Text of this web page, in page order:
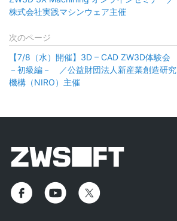
株式会社実践マシンウェア主催
次のページ
【7/8（水）開催】3D – CAD ZW3D体験会
－初級編－ ／公益財団法人新産業創造研究
機構（NIRO）主催